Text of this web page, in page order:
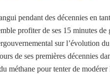
pendant des décennies en
profiter de ses 15 minutes
sur l’évolution
de ses premières décennies
méthane pour tenter de